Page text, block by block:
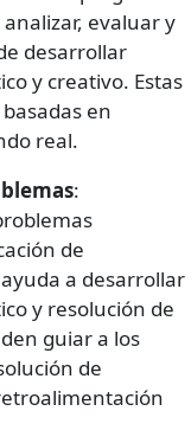
evaluar y
desarrollar
y creativo. Estas
en
real.
:
de
a desarrollar
y resolución de
guiar a los
de